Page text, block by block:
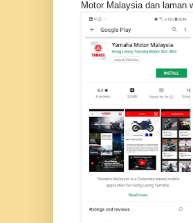
Motor Malaysia dan laman